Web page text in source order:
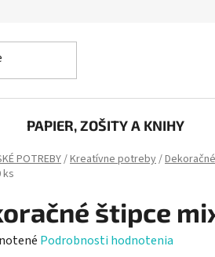
PAPIER, ZOŠITY A KNIHY
POTREBY/Kreatívne potreby/
ks
štipce
Podrobnosti hodnotenia